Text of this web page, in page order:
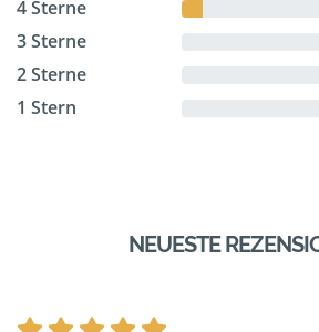
4 Sterne
3 Sterne
2 Sterne
1 Stern
NEUESTE